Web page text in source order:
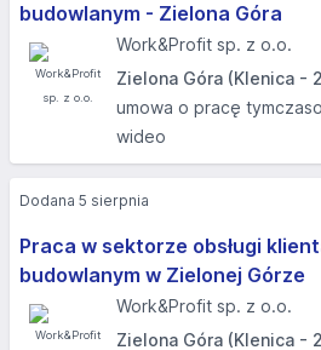
budowlanym - Zielona Góra
Work&Profit sp. z o.o.
Zielona Góra (Klenica -
umowa o pracę
wideo
Praca w sektorze obsługi
budowlanym w Zielonej Górze
Work&Profit sp. z o.o.
Zielona Góra (Klenica -
Dodana 5 sierpnia